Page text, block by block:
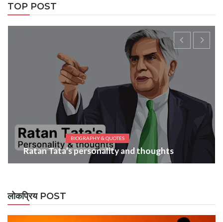
TOP POST
BIOGRAPHY & QUOTES
Ratan Tata’s personality and thoughts
लोकप्रिय POST